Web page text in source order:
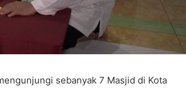
sebanyak 7 Masjid di Kota